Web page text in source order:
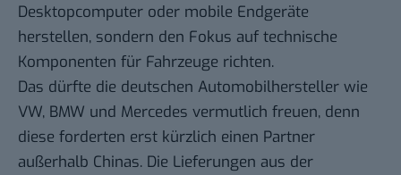
Desktopcomputer oder mobile Endgeräte
herstellen, sondern den Fokus auf technische
Komponenten für Fahrzeuge richten.
Das dürfte die deutschen Automobilhersteller wie
VW, BMW und Mercedes vermutlich freuen, denn
diese forderten erst kürzlich einen Partner
außerhalb Chinas. Die Lieferungen aus der